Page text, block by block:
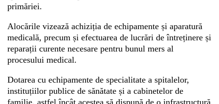
primăriei.
Alocările vizează achiziția de echipamente și aparatură
medicală, precum și efectuarea de lucrări de întreținere și
reparații curente necesare pentru bunul mers al
procesului medical.
Dotarea cu echipamente de specialitate a spitalelor,
instituțiilor publice de sănătate și a cabinetelor de